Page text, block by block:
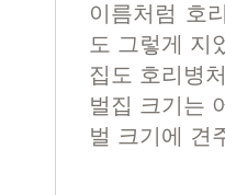
이름처럼 호
도 그렇게 지
집도 호리병
벌집 크기는
벌 크기에 견